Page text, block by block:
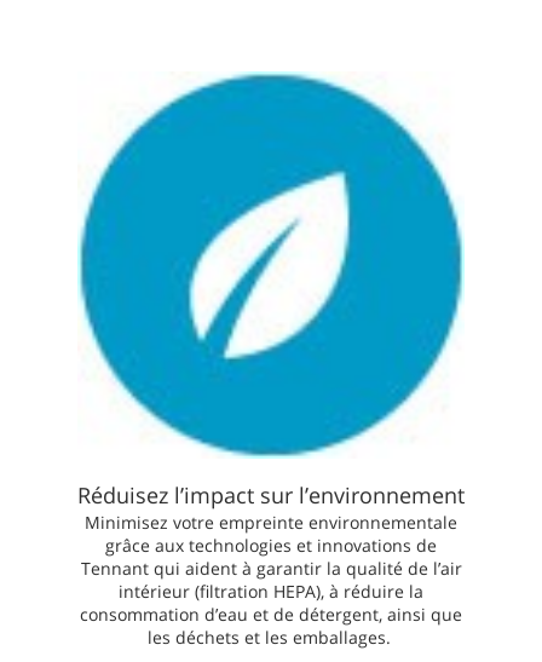
Réduisez l’impact sur l’environnement
Minimisez votre empreinte environnementale
grâce aux technologies et innovations de
Tennant qui aident à garantir la qualité de l’air
intérieur (filtration HEPA), à réduire la
consommation d’eau et de détergent, ainsi que
les déchets et les emballages.